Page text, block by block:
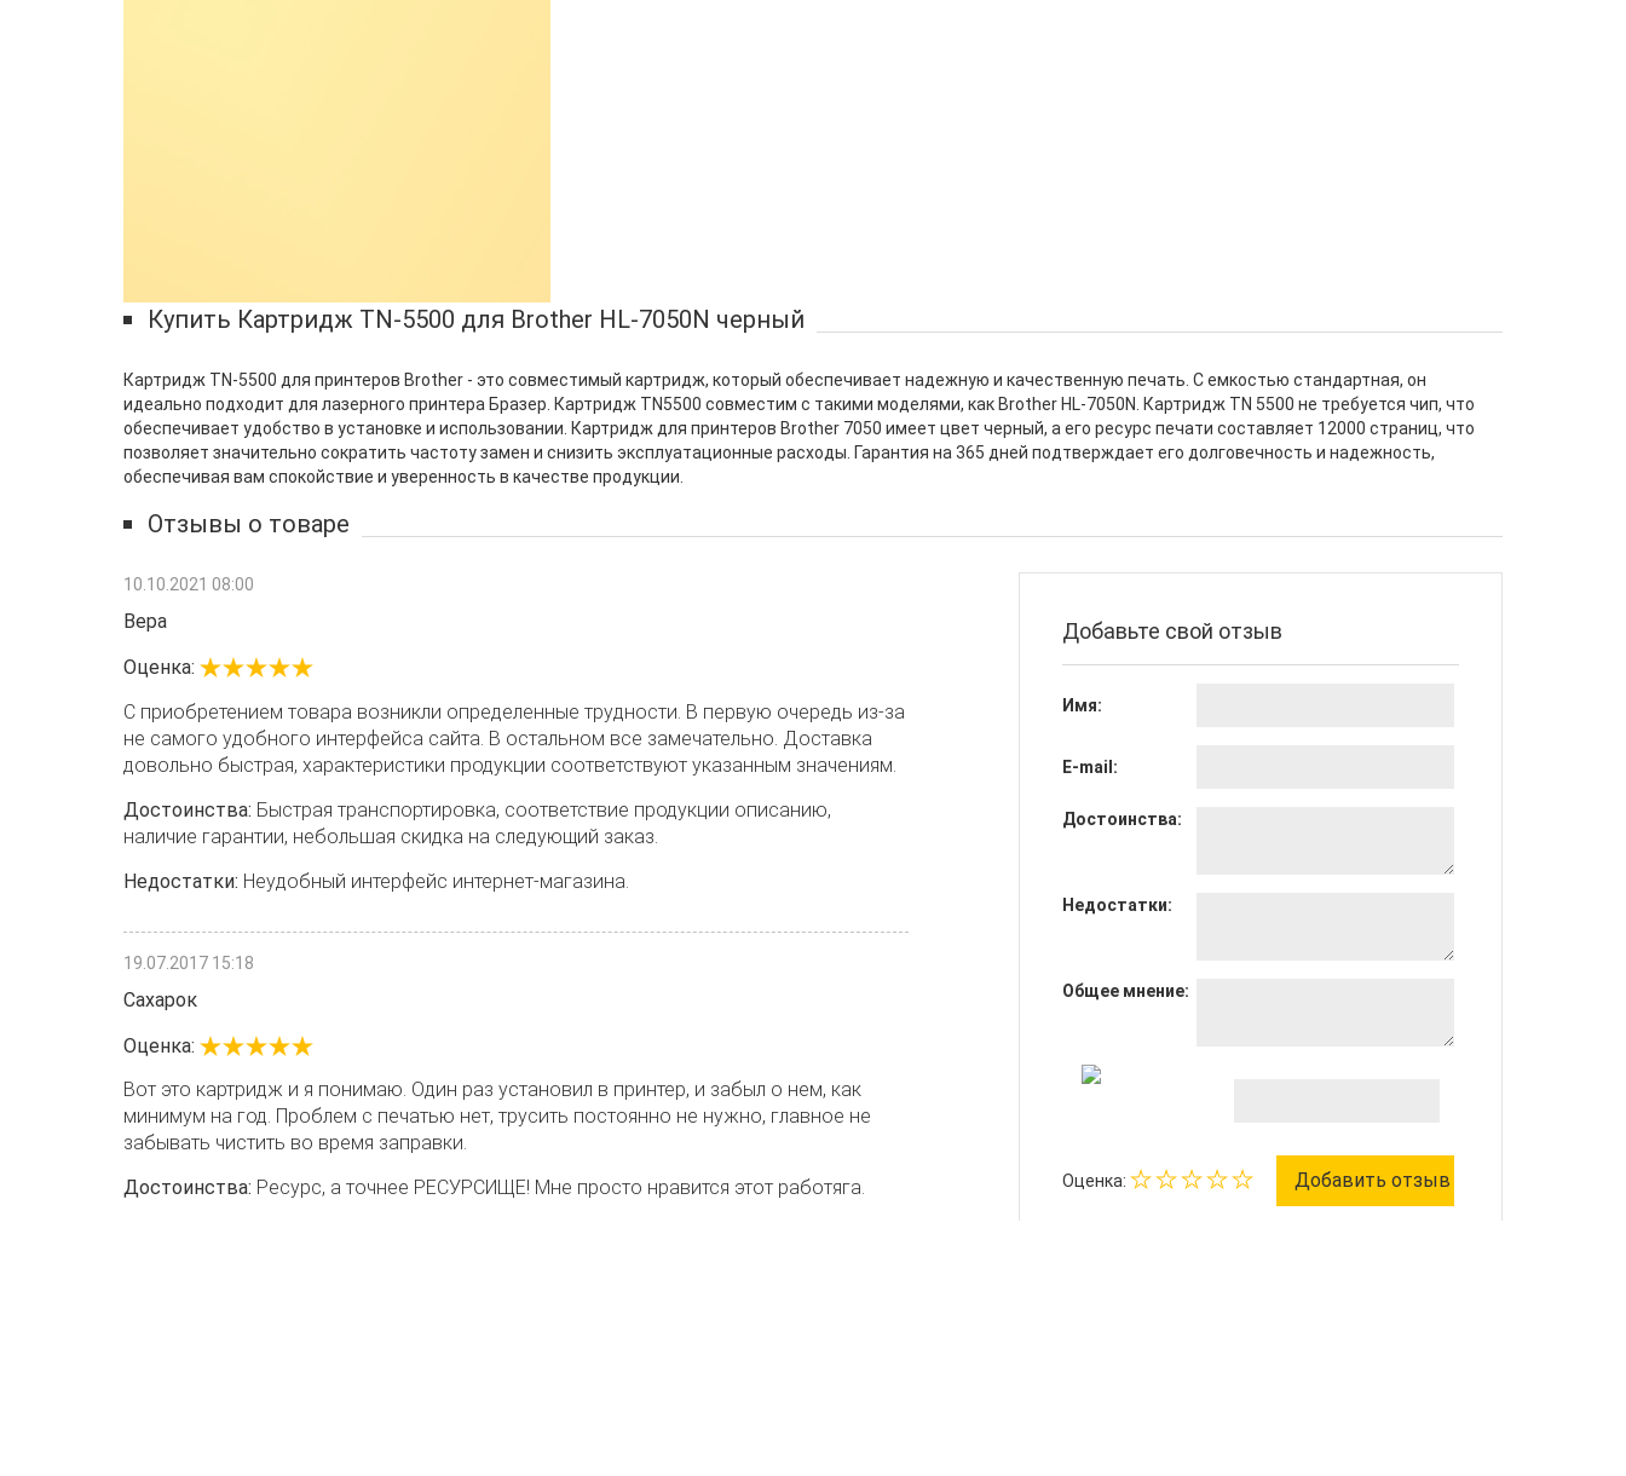
Купить Картридж TN-5500 для Brother HL-7050N черный
Картридж TN-5500 для принтеров Brother - это совместимый картридж, который обеспечивает надежную и качественную печать. С емкостью стандартная, он
идеально подходит для лазерного принтера Бразер. Картридж TN5500 совместим с такими моделями, как Brother HL-7050N. Картридж TN 5500 не требуется чип, что
обеспечивает удобство в установке и использовании. Картридж для принтеров Brother 7050 имеет цвет черный, а его ресурс печати составляет 12000 страниц, что
позволяет значительно сократить частоту замен и снизить эксплуатационные расходы. Гарантия на 365 дней подтверждает его долговечность и надежность,
обеспечивая вам спокойствие и уверенность в качестве продукции.
Отзывы о товаре
10.10.2021 08:00
Вера
Оценка:
С приобретением товара возникли определенные трудности. В первую очередь из-за
не самого удобного интерфейса сайта. В остальном все замечательно. Доставка
довольно быстрая, характеристики продукции соответствуют указанным значениям.
Достоинства: Быстрая транспортировка, соответствие продукции описанию,
наличие гарантии, небольшая скидка на следующий заказ.
Недостатки: Неудобный интерфейс интернет-магазина.
19.07.2017 15:18
Сахарок
Оценка:
Вот это картридж и я понимаю. Один раз установил в принтер, и забыл о нем, как
минимум на год. Проблем с печатью нет, трусить постоянно не нужно, главное не
забывать чистить во время заправки.
Достоинства: Ресурс, а точнее РЕСУРСИЩЕ! Мне просто нравится этот работяга.
Добавьте свой отзыв
Имя:
E-mail:
Достоинства:
Недостатки:
Общее мнение:
Оценка: